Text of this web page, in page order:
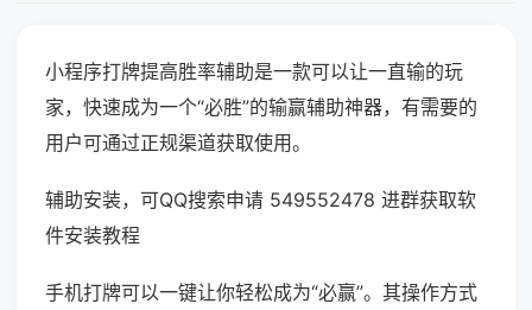
小程序打牌提高胜率辅助是一款可以让一直输的玩
家，快速成为一个“必胜”的输赢辅助神器，有需要的
用户可通过正规渠道获取使用。
辅助安装，可QQ搜索申请 549552478 进群获取软
件安装教程
手机打牌可以一键让你轻松成为“必赢”。其操作方式